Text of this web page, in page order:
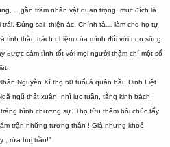
…gần trăm nhân vật quan trọng, mục đích là
Đúng sai- thiện ác. Chính tà… làm cho họ tự
tinh thần trách nhiệm của mình đối với non sông
được cảm tình tốt với mọi người thậm chí một số
Nguyễn Xí thọ 60 tuổi á quân hầu Đinh Liệt
ngũ thất xuân, nhĩ lục tuần, tằng kinh bách
bình chương sự. Thọ tửu thêm bôi chúc tẩy
trận những tương thân ! Già nhưng khoẻ
, rửa buị trần!”